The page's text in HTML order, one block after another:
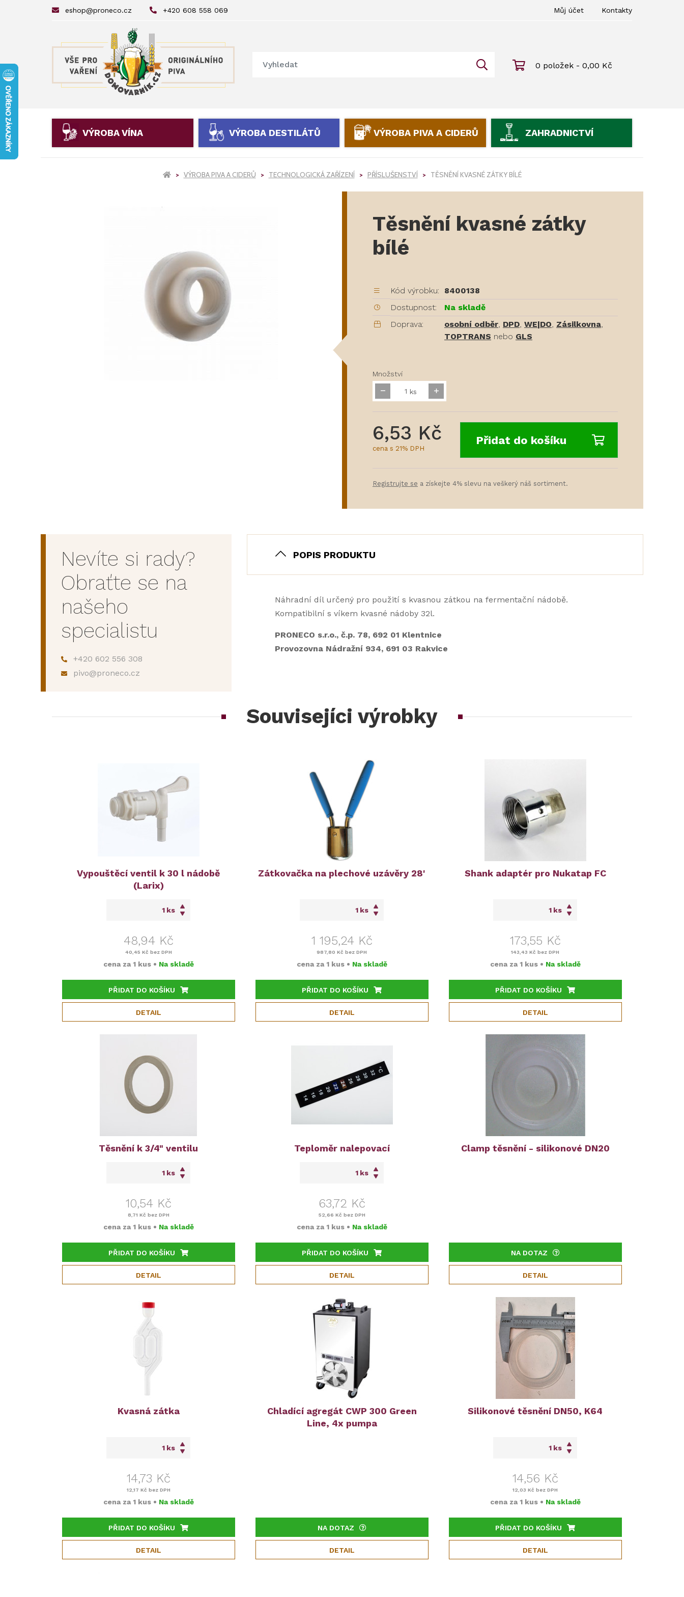
eshop@proneco.cz +420 608 558 069 Můj účet Kontakty
0 položek - 0,00 Kč
VÝROBA VÍNA VÝROBA DESTILÁTŮ VÝROBA PIVA A CIDERŮ ZAHRADNICTVÍ
VÝROBA PIVA A CIDERŮ TECHNOLOGICKÁ ZAŘÍZENÍ PŘÍSLUŠENSTVÍ TĚSNĚNÍ KVASNÉ ZÁTKY BÍLÉ
Těsnění kvasné zátky
bílé
Kód výrobku:
8400138
Dostupnost:
Na skladě
Doprava:
osobní odběr, DPD, WE|DO, Zásilkovna,
TOPTRANS nebo GLS
Množství
ks
6,53 Kč
cena s 21% DPH
Přidat do košíku
Registrujte se a získejte 4% slevu na veškerý náš sortiment.
Nevíte si rady?
Obraťte se na
našeho
specialistu
+420 602 556 308
pivo@proneco.cz
POPIS PRODUKTU
Náhradní díl určený pro použití s kvasnou zátkou na fermentační nádobě.
Kompatibilní s víkem kvasné nádoby 32l.
PRONECO s.r.o., č.p. 78, 692 01 Klentnice
Provozovna Nádražní 934, 691 03 Rakvice
Souvisejíci výrobky
Vypouštěcí ventil k 30 l nádobě
(Larix)
ks
48,94 Kč
40,45 Kč bez DPH
cena za 1 kus • Na skladě
PŘIDAT DO KOŠÍKU
DETAIL
Zátkovačka na plechové uzávěry 28'
ks
1 195,24 Kč
987,80 Kč bez DPH
cena za 1 kus • Na skladě
PŘIDAT DO KOŠÍKU
DETAIL
Shank adaptér pro Nukatap FC
ks
173,55 Kč
143,43 Kč bez DPH
cena za 1 kus • Na skladě
PŘIDAT DO KOŠÍKU
DETAIL
Těsnění k 3/4" ventilu
ks
10,54 Kč
8,71 Kč bez DPH
cena za 1 kus • Na skladě
PŘIDAT DO KOŠÍKU
DETAIL
Teploměr nalepovací
ks
63,72 Kč
52,66 Kč bez DPH
cena za 1 kus • Na skladě
PŘIDAT DO KOŠÍKU
DETAIL
Clamp těsnění - silikonové DN20
NA DOTAZ
DETAIL
Kvasná zátka
ks
14,73 Kč
12,17 Kč bez DPH
cena za 1 kus • Na skladě
PŘIDAT DO KOŠÍKU
DETAIL
Chladící agregát CWP 300 Green
Line, 4x pumpa
NA DOTAZ
DETAIL
Silikonové těsnění DN50, K64
ks
14,56 Kč
12,03 Kč bez DPH
cena za 1 kus • Na skladě
PŘIDAT DO KOŠÍKU
DETAIL